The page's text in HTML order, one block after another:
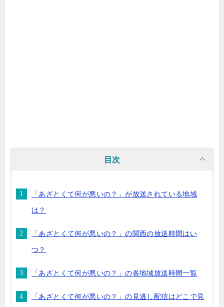
目次
「あざとくて何が悪いの？」が放送されている地域
は？
「あざとくて何が悪いの？」の関西の放送時間はい
つ？
「あざとくて何が悪いの？」の各地域放送時間一覧
「あざとくて何が悪いの？」の見逃し配信はどこで見